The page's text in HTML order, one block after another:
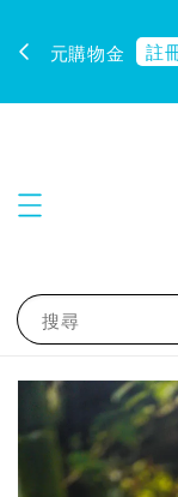
搜尋